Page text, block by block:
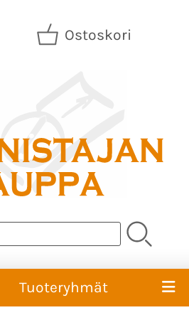
Ostoskori
Tuoteryhmät